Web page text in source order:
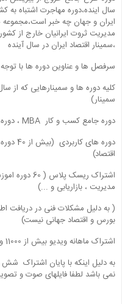
سال اینده،دوره مهاجرت اشتباه به
ایران و جهان چه خبر
مدیریت ثروت ایرانیان خارج از
،سمینار اقتصاد ایران در سال آینده
سرفصل ها و عناوین دوره ها با
سمینار)
دوره جامع کسب و کار MBA ، دوره اموزشی با حضور 20 استاد 250 ساعت
اقتصاد)
اشتراک
مدیریت ، بازاریابی و ...)
بورس و اقتصاد جهانی نیست)
اشتراک ماهانه ویدیو بیش از 11000 ویدیو کوتاه
به دلیل اینکه با پایان اشتراک
نمی باشد لطفا فایلهای صوت و تصویر